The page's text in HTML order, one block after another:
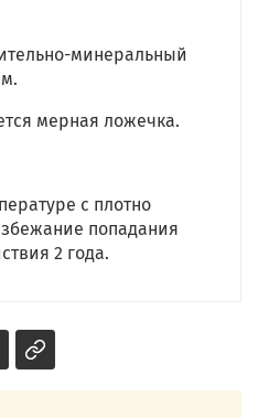
минеральный
мерная ложечка.
с плотно
попадания
2 года.